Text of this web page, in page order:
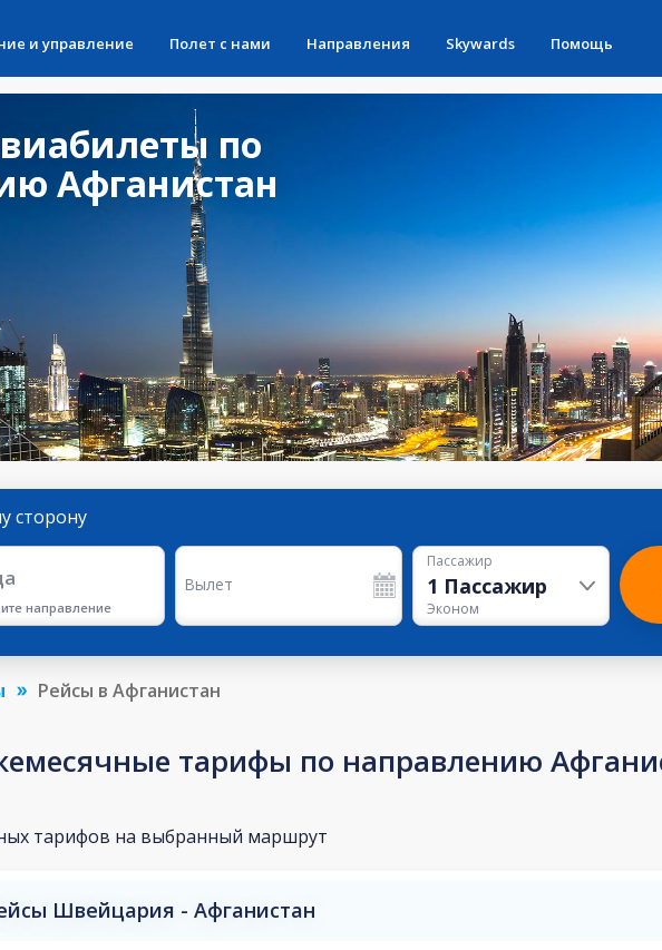
и управление Полет с нами Направления Skywards Помощь
по
Афганистан
сторону
направление
Вылет
Пассажир
1 Пассажир
Эконом
Рейсы в Афганистан
тарифы по направлению
тарифов на выбранный маршрут
Швейцария - Афганистан